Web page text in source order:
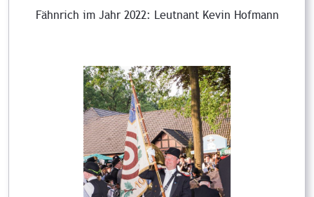
Fähnrich im Jahr 2022: Leutnant Kevin Hofmann